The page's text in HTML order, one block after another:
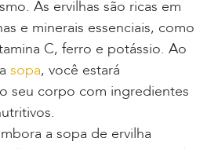
As ervilhas são ricas em
e minerais essenciais, como
C, ferro e potássio. Ao
sopa, você estará
seu corpo com ingredientes
a sopa de ervilha